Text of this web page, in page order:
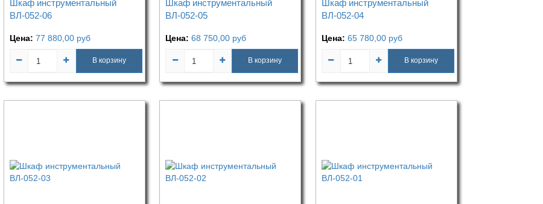
Шкаф инструментальный
ВЛ-052-06
Цена: 77 880,00 руб
В корзину
Шкаф инструментальный
ВЛ-052-05
Цена:68 750,00 руб
В корзину
Шкаф инструментальный
ВЛ-052-04
Цена: 65 780,00 руб
В корзину